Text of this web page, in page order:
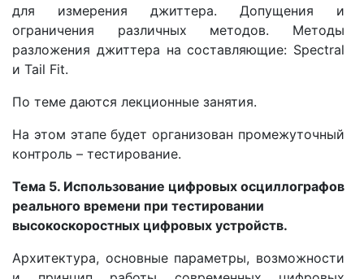
для измерения джиттера. Допущения и
ограничения различных методов. Методы
разложения джиттера на составляющие: Spectral
и Tail Fit.
По теме даются лекционные занятия.
На этом этапе будет организован промежуточный
контроль – тестирование.
Тема 5. Использование цифровых осциллографов
реального времени при тестировании
высокоскоростных цифровых устройств.
Архитектура, основные параметры, возможности